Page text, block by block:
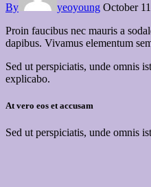
By yeoyoung October
Proin faucibus nec mauris a
dapibus. Vivamus elementum
Sed ut perspiciatis, unde omnis
explicabo.
At vero eos et accusam
Sed ut perspiciatis, unde omnis